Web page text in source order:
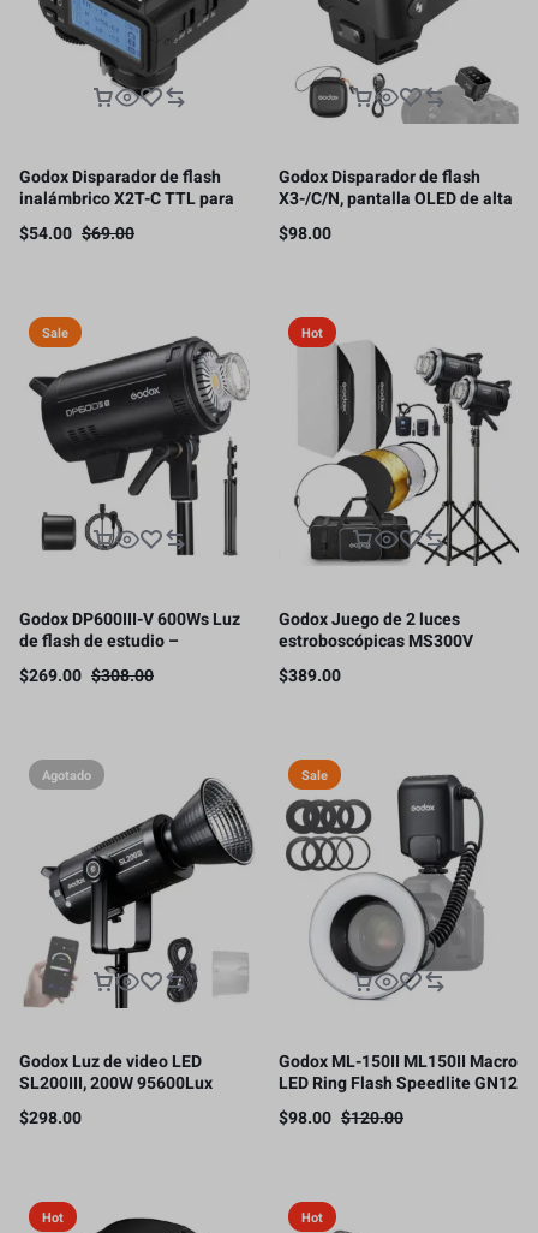
Godox Disparador de flash
inalámbrico X2T-C TTL para
Canon, conexión Bluetooth,
HSS 1/8000s
$69.00
$54.00
Godox Disparador de flash
X3-/C/N, pantalla OLED de alta
definición, función HSS TTL
TCM de 1/8000s
$98.00
Sale
Godox DP600III-V 600Ws Luz
de flash de estudio –
Iluminación de fotografía de
montaje Bowens
$308.00
$269.00
Hot
Godox Juego de 2 luces
estroboscópicas MS300V
600W para estudio
$389.00
Agotado
Godox Luz de video LED
SL200III, 200W 95600Lux
5600K ± 200K CRI96+ TLCI97+
$298.00
Sale
Godox ML-150II ML150II Macro
LED Ring Flash Speedlite GN12
0.1-2s Tiempo de reciclaje
5800K ± 200K
$120.00
$98.00
Hot Hot